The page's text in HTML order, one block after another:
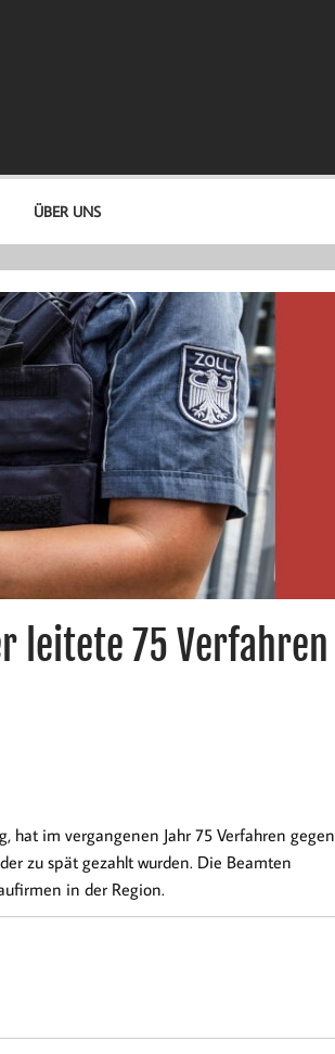
ÜBER UNS
leitete 75 Verfahren
hat im vergangenen Jahr 75 Verfahren gegen
zu spät gezahlt wurden. Die Beamten
in der Region.